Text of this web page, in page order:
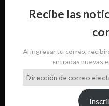
Recibe las
Al ingresar tu correo,
entradas nuevas
Dirección
de